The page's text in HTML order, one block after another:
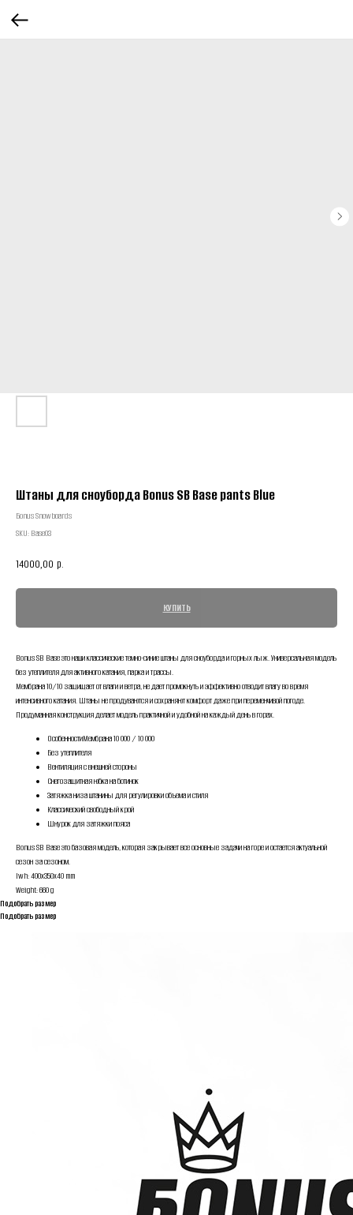
Штаны для сноуборда Bonus SB Base pants Blue
Бonus Snowboards
SKU: Base03
14000,00 р.
КУПИТЬ
Bonus SB Base это наши классические темно-синие штаны для сноуборда и горных лыж. Универсальная модель
без утеплителя для активного катания, парка и трассы.
Мембрана 10/10 защищает от влаги и ветра, не дает промокнуть и эффективно отводит влагу во время
интенсивного катания. Штаны не продуваются и сохраняют комфорт даже при переменчивой погоде.
Продуманная конструкция делает модель практичной и удобной на каждый день в горах.
ОсобенностиМембрана 10 000 / 10 000
Без утеплителя
Вентиляция с внешней стороны
Снегозащитная юбка на ботинок
Затяжка низа штанины для регулировки объема и стиля
Классический свободный крой
Шнурок для затяжки пояса
Bonus SB Base это базовая модель, которая закрывает все основные задачи на горе и остается актуальной
сезон за сезоном.
lwh: 400x350x40 mm
Weight: 660 g
Подобрать размер
Подобрать размер